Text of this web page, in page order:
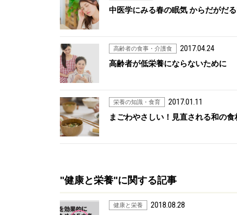
中医学にみる春の眠気 からだがだ
高齢者の食事・介護食 2017.04.24
高齢者が低栄養にならないために
栄養の知識・食育 2017.01.11
まごわやさしい！見直される和の食
"健康と栄養"に関する記事
健康と栄養 2018.08.28